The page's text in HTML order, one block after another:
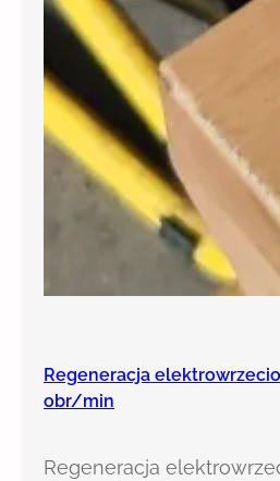
Regeneracja
obr/min
Regeneracja